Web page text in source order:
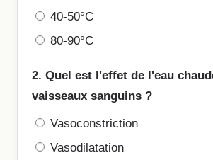
40-50°C
80-90°C
2. Quel est l'effet de l'eau
vaisseaux sanguins ?
Vasoconstriction
Vasodilatation